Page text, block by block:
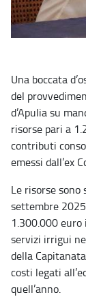
Una boccata
del
d’Apulia su
risorse pari a
contributi
emessi dall’ex
Le risorse
settembre
1.300.000
servizi irrigui
della
costi legati
quell’anno.